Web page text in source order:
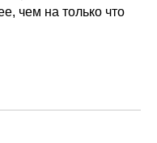
чем на только что